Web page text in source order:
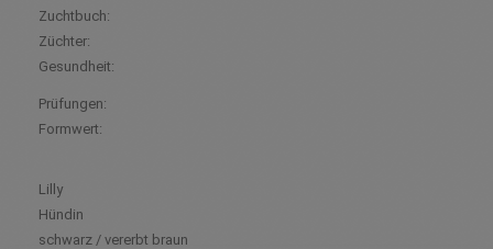
Zuchtbuch:
Züchter:
Gesundheit:
Prüfungen:
Formwert:
Lilly
Hündin
schwarz / vererbt braun